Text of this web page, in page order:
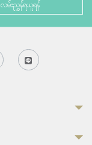
လမ်းညွှန်ရယူရန်